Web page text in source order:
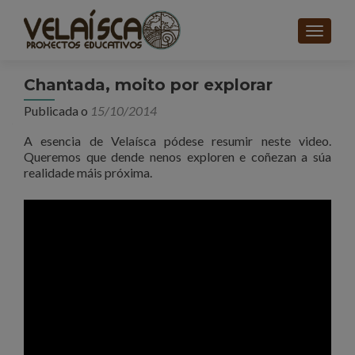
Chantada, moito por explorar
Publicada o 15/10/2014
A esencia de Velaísca pódese resumir neste video.
Queremos que dende nenos exploren e coñezan a súa
realidade máis próxima.